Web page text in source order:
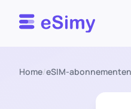
Esimy
Home/eSIM-abonnementen